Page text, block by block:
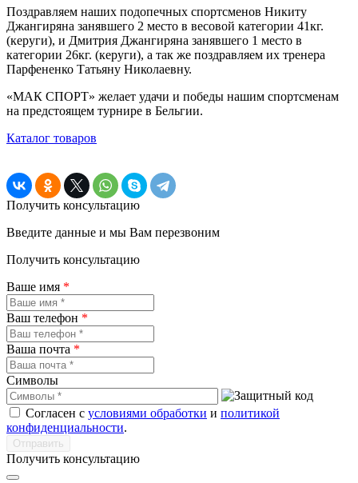
Поздравляем наших подопечных спортсменов Никиту
Джангиряна занявшего 2 место в весовой категории 41кг.
(керуги), и Дмитрия Джангиряна занявшего 1 место в
категории 26кг. (керуги), а так же поздравляем их тренера
Парфененко Татьяну Николаевну.
«МАК СПОРТ» желает удачи и победы нашим спортсменам
на предстоящем турнире в Бельгии.
Каталог товаров
Получить консультацию
Введите данные и мы Вам перезвоним
Получить консультацию
Ваше имя *
Ваш телефон *
Ваша почта *
Символы
Согласен с условиями обработки и политикой
конфиденциальности.
Получить консультацию